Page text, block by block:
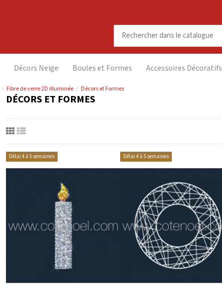
Décors Neige Boules et Formes Accessoires Décoratifs
Fibre de verre 2D illuminée Décors et Formes
DÉCORS ET FORMES
Délai 4 à 5 semaines Délai 4 à 5 semaines